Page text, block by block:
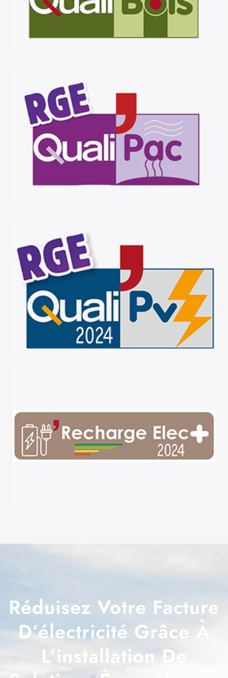
Réduisez Votre Facture
D’électricité Grâce À
L’installation De